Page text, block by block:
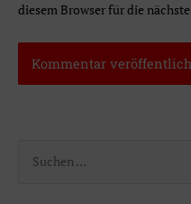
diesem Browser für die